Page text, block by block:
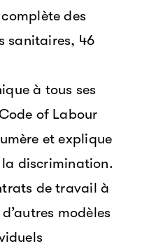
des
sanitaires, 46
à tous ses
of Labour
et explique
discrimination.
de travail à
modèles